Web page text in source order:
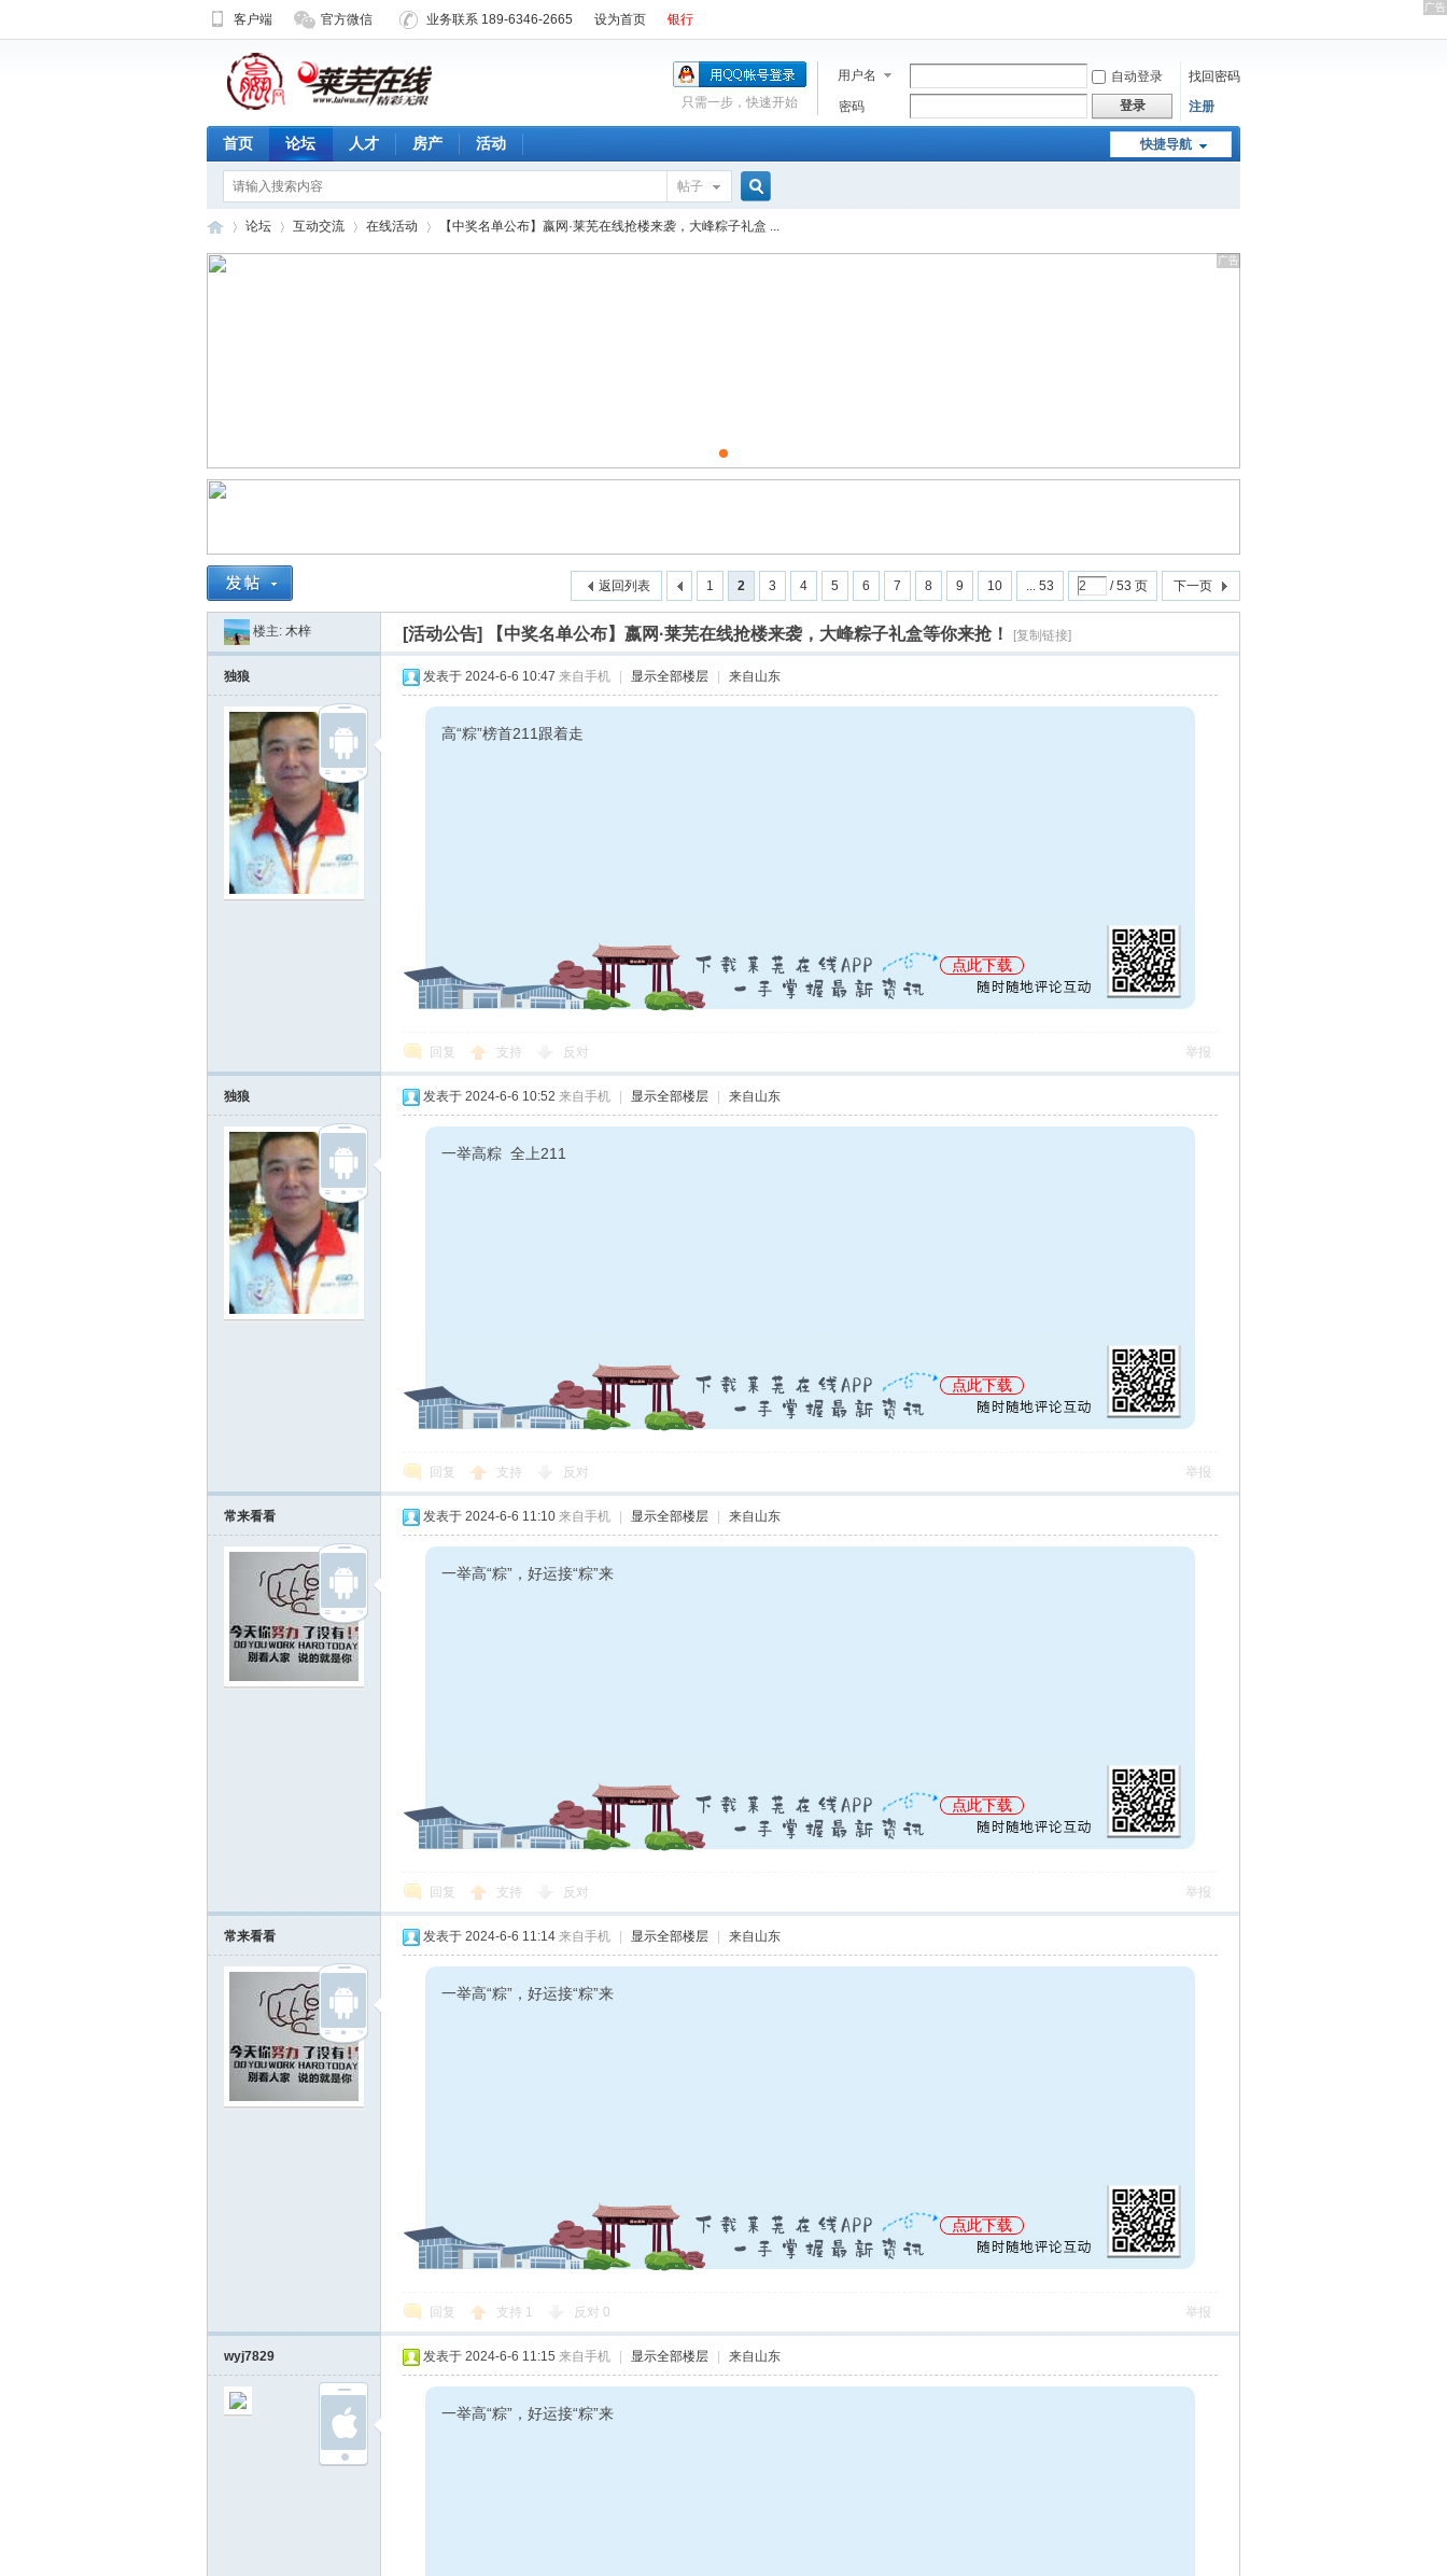
客户端 官方微信 业务联系 189-6346-2665 设为首页 银行
用户名 自动登录
找回密码
密码
登录 注册
只需一步，快速开始
快捷导航
首页 论坛 人才 房产 活动
帖子
搜
论坛 互动交流 在线活动 【中奖名单公布】嬴网·莱芜在线抢楼来袭，大峰粽子礼盒 ...
1 2 3 4 5 6 7 8 9 10 ... 53 / 53 页 下一页
返回列表
楼主: 木梓 [活动公告] 【中奖名单公布】嬴网·莱芜在线抢楼来袭，大峰粽子礼盒等你来抢！ [复制链接]
独狼 发表于 2024-6-6 10:47 来自手机 显示全部楼层 来自山东
高“粽”榜首211跟着走
点此下载
回复 支持 反对 举报
独狼 发表于 2024-6-6 10:52 来自手机 显示全部楼层 来自山东
一举高粽 全上211
点此下载
回复 支持 反对 举报
常来看看 发表于 2024-6-6 11:10 来自手机 显示全部楼层 来自山东
一举高“粽”，好运接“粽”来
点此下载
回复 支持 反对 举报
常来看看 发表于 2024-6-6 11:14 来自手机 显示全部楼层 来自山东
一举高“粽”，好运接“粽”来
点此下载
回复 支持 1 反对 0 举报
wyj7829 发表于 2024-6-6 11:15 来自手机 显示全部楼层 来自山东
一举高“粽”，好运接“粽”来